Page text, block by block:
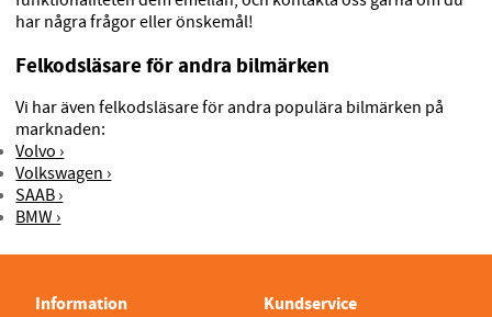
har några frågor eller önskemål!
Felkodsläsare för andra bilmärken
Vi har även felkodsläsare för andra populära bilmärken på
marknaden:
Volvo ›
Volkswagen ›
SAAB ›
BMW ›
Information Kundservice